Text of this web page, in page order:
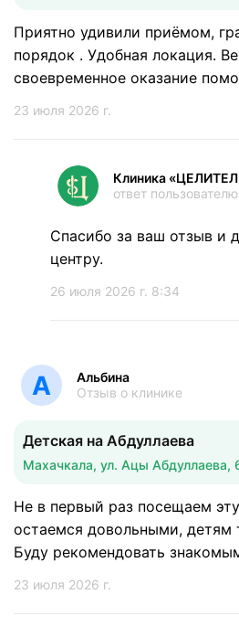
Приятно удивили приёмом,
порядок . Удобная локация.
своевременное оказание
23 июля 2026 г.
Клиника
ответ пользователю
Спасибо за ваш отзыв и
центру.
26 июля 2026 г. 8:34
А
Альбина
Отзыв о клинике
Детская на Абдуллаева
Махачкала, ул. Ацы Абдуллаева,
Не в первый раз посещаем
остаемся довольными, детям
Буду рекомендовать
23 июля 2026 г.